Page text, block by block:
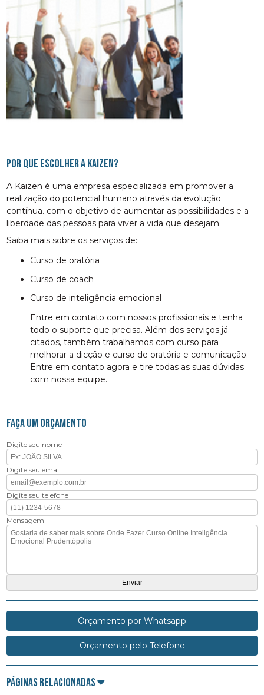
Por que escolher a Kaizen?
A Kaizen é uma empresa especializada em promover a
realização do potencial humano através da evolução
contínua. com o objetivo de aumentar as possibilidades e a
liberdade das pessoas para viver a vida que desejam.
Saiba mais sobre os serviços de:
curso de oratória
curso de coach
curso de inteligência emocional
Entre em contato com nossos profissionais e tenha
todo o suporte que precisa. Além dos serviços já
citados, também trabalhamos com curso para
melhorar a dicção e curso de oratória e comunicação.
Entre em contato agora e tire todas as suas dúvidas
com nossa equipe.
FAÇA UM ORÇAMENTO
Digite seu nome
Digite seu email
Digite seu telefone
Mensagem
Orçamento por Whatsapp
Orçamento pelo Telefone
Páginas Relacionadas